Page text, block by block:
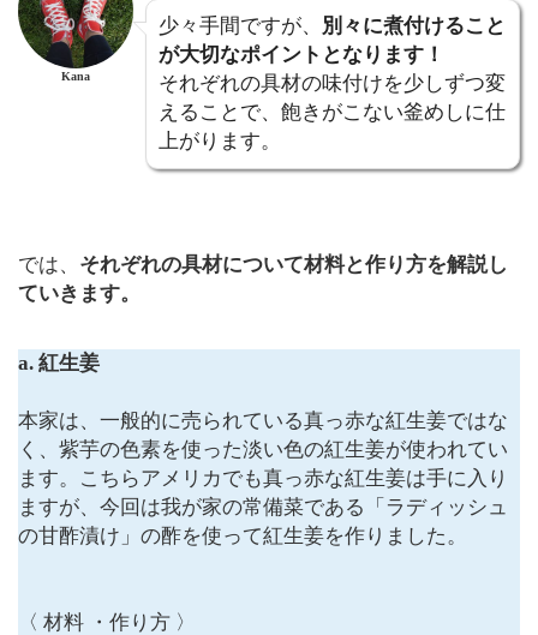
Kana
少々手間ですが、 別々に煮付けること
が大切なポイントとなります！
それぞれの具材の味付けを少しずつ変
えることで、飽きがこない釜めしに仕
上がります。
では、 それぞれの具材について材料と作り方を解説し
ていきます。
a. 紅生姜
本家は、一般的に売られている真っ赤な紅生姜ではな
く、紫芋の色素を使った淡い色の紅生姜が使われてい
ます。こちらアメリカでも真っ赤な紅生姜は手に入り
ますが、今回は我が家の常備菜である「ラディッシュ
の甘酢漬け」の酢を使って紅生姜を作りました。
〈 材料 ・作り方 〉